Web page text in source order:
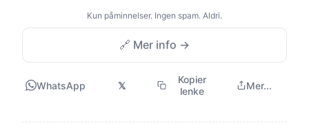
Kun påminnelser. Ingen spam. Aldri.
🔗 Mer info →
WhatsApp 𝕏
Kopier
lenke
Mer...